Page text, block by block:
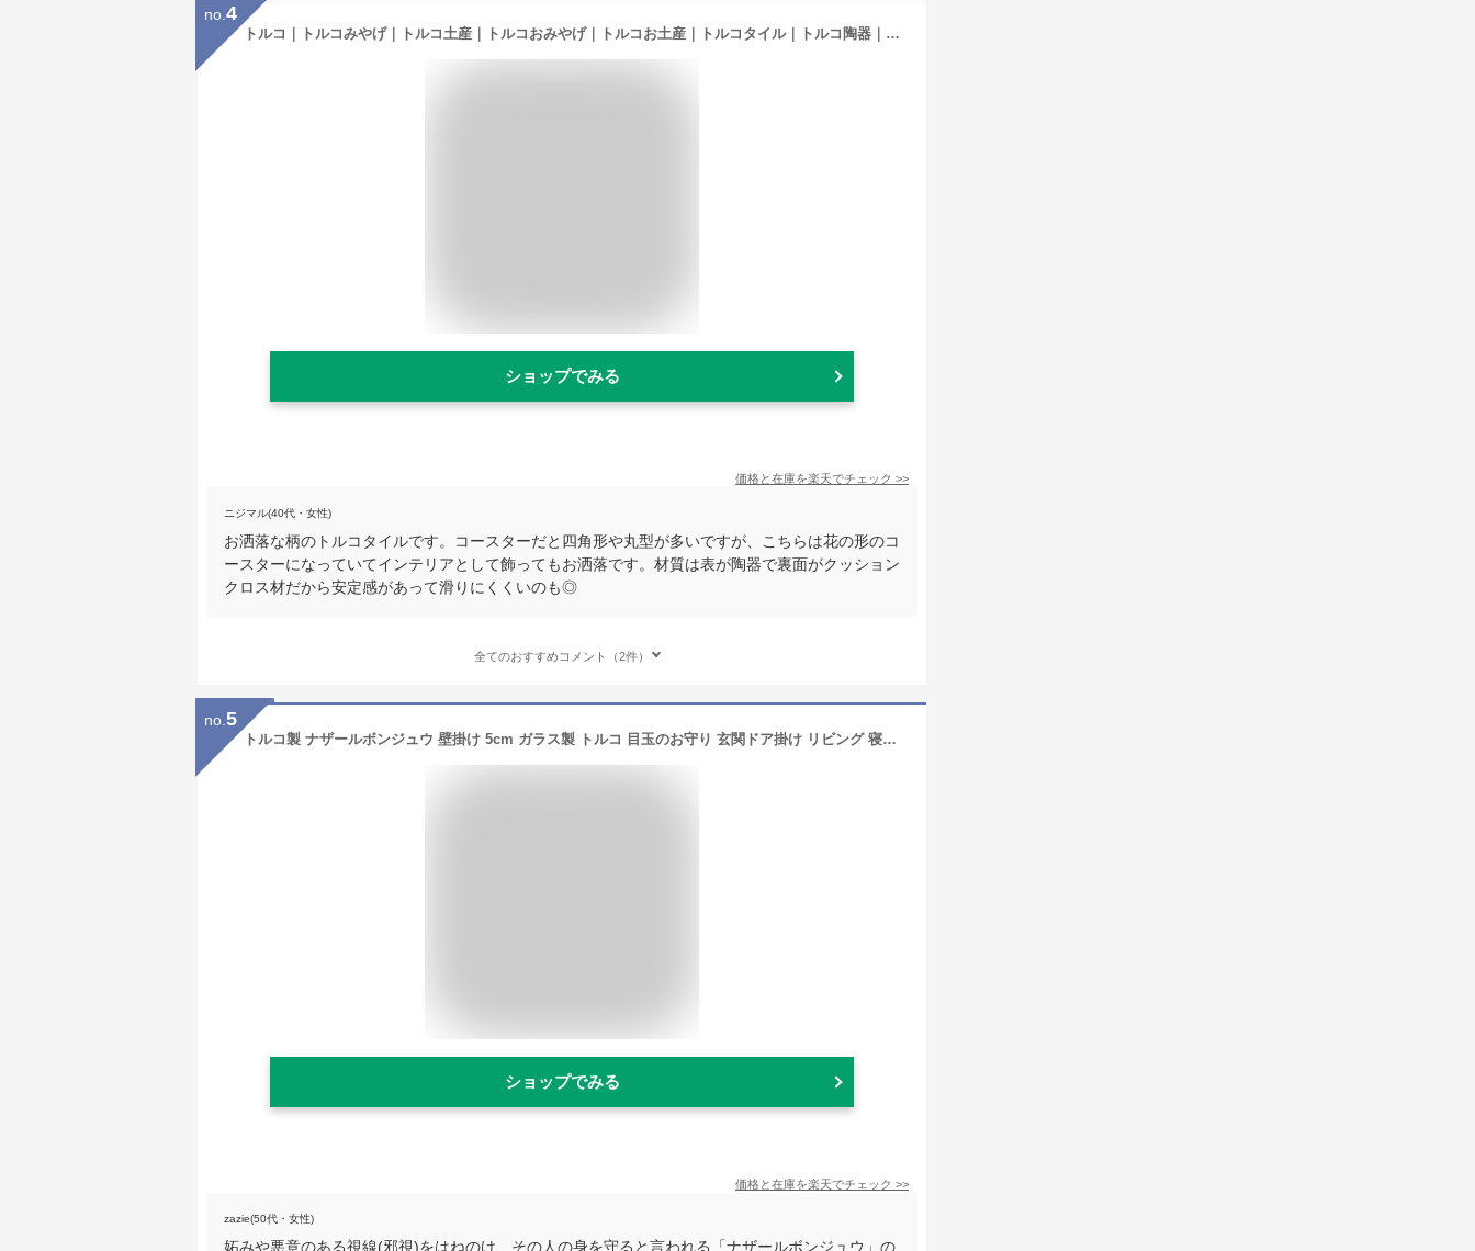
no. 4
トルコ｜トルコみやげ｜トルコ土産｜トルコおみやげ｜トルコお土産｜トルコタイル｜トルコ陶器｜トルコ雑貨｜コースター｜花型タイル【小】11
ショップでみる
価格と在庫を楽天でチェック >>
ニジマル(40代・女性)
お洒落な柄のトルコタイルです。コースターだと四角形や丸型が多いですが、こちらは花の形のコ
ースターになっていてインテリアとして飾ってもお洒落です。材質は表が陶器で裏面がクッション
クロス材だから安定感があって滑りにくくいのも◎
全てのおすすめコメント（2件）
no. 5
トルコ製 ナザールボンジュウ 壁掛け 5cm ガラス製 トルコ 目玉のお守り 玄関ドア掛け リビング 寝室 インテリア ルームコーディネート ナザル ボンジュ 魔除け 厄除け 災い回避 お守り おしゃれ 人気 プレゼント ギフト 贈り物 おすすめ トルコ 雑貨 輸入 海外 お土産
ショップでみる
価格と在庫を楽天でチェック >>
zazie(50代・女性)
妬みや悪意のある視線(邪視)をはねのけ、その人の身を守ると言われる「ナザールボンジュウ」の